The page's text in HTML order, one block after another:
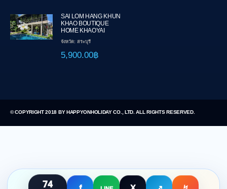
74
SAI LOM HANG KHUN
KHAO BOUTIQUE
HOME KHAOYAI
จังหวัด: สระบุรี
5,900.00฿
© COPYRIGHT 2018 BY HAPPYONHOLIDAY CO., LTD. ALL RIGHTS RESERVED.